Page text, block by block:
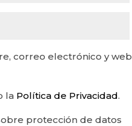
correo electrónico y
la Política de Privacidad.
protección de datos